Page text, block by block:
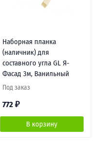
Наборная планка
(наличник) для
составного угла GL Я-
Фасад 3м, Ванильный
Под заказ
772 ₽
В корзину